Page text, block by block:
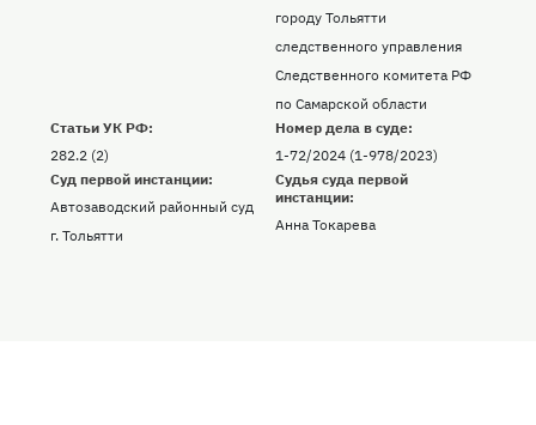
городу Тольятти
следственного управления
Следственного комитета РФ
по Самарской области
Статьи УК РФ:
282.2 (2)
Номер дела в суде:
1-72/2024 (1-978/2023)
Суд первой инстанции:
Автозаводский районный суд
г. Тольятти
Судья суда первой
инстанции:
Анна Токарева